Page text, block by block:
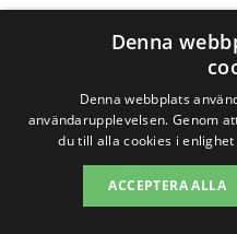
och expertis,
marknadspriser.
Tillgång till
ditt projekt
som
Denna
Denna webbplats
användarupplevelsen. Genom
du till alla cookies i
ACCEPTERA ALLA